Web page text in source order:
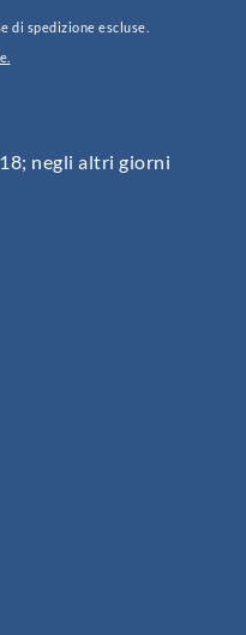
di spedizione escluse.
negli altri giorni